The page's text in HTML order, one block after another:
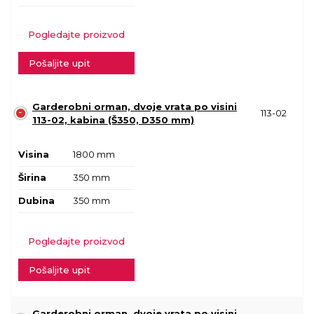
Pogledajte proizvod
Pošaljite upit
Garderobni orman, dvoje vrata po visini
113-02, kabina (Š350, D350 mm)
113-02
Visina 1800 mm
Širina 350 mm
Dubina 350 mm
Pogledajte proizvod
Pošaljite upit